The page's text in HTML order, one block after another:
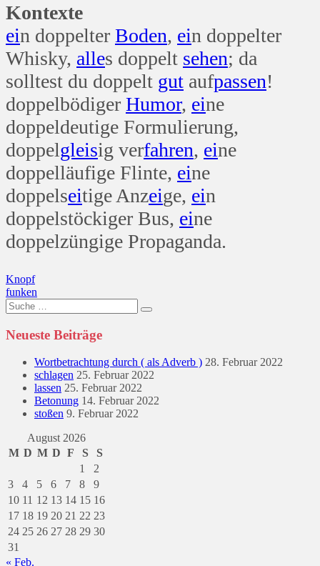
Kontexte
ein doppelter Boden, ein doppelter
Whisky, alles doppelt sehen; da
solltest du doppelt gut aufpassen!
doppelbödiger Humor, eine
doppeldeutige Formulierung,
doppelgleisig verfahren, eine
doppelläufige Flinte, eine
doppelseitige Anzeige, ein
doppelstöckiger Bus, eine
doppelzüngige Propaganda.
Beitragsnavigation
Knopf
funken
Suche
nach:
Neueste Beiträge
Wortbetrachtung durch ( als Adverb ) 28. Februar 2022
schlagen 25. Februar 2022
lassen 25. Februar 2022
Betonung 14. Februar 2022
stoßen 9. Februar 2022
August 2026
M D M D F S
S
1
2
3
4 5 6 7 8
9
10 11 12 13 14 15 16
17 18 19 20 21 22 23
24 25 26 27 28 29 30
31
« Feb.